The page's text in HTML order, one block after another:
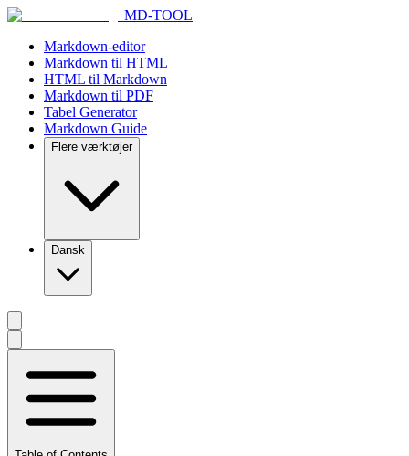
MD-TOOL
Markdown-editor
Markdown til HTML
HTML til Markdown
Markdown til PDF
Tabel Generator
Markdown Guide
Flere værktøjer
Dansk